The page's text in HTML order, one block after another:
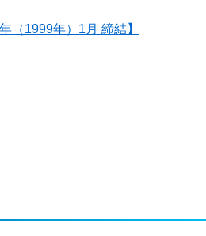
（1999年）1月 締結】